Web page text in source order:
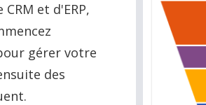
et d'ERP,
gérer votre
des